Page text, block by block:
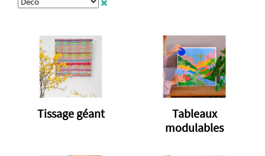
Tissage géant
Tableaux
modulables